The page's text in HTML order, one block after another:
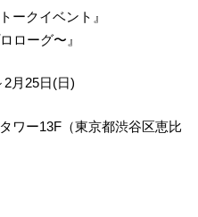
ークイベント』
ローグ〜』
2月25日(日)
ワー13F（東京都渋谷区恵比